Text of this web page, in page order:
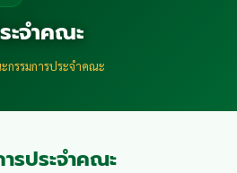
ะจำคณะ
กรรมการประจำคณะ
รประจำคณะ